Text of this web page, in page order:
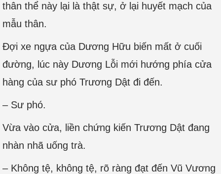
thân thể này lại là thật sự, ở lại huyết mạch của
mẫu thân.
Đợi xe ngựa của Dương Hữu biến mất ở cuối
đường, lúc này Dương Lỗi mới hướng phía cửa
hàng của sư phó Trương Dật đi đến.
– Sư phó.
Vừa vào cửa, liền chứng kiến Trương Dật đang
nhàn nhã uống trà.
– Không tệ, không tệ, rõ ràng đạt đến Vũ Vương